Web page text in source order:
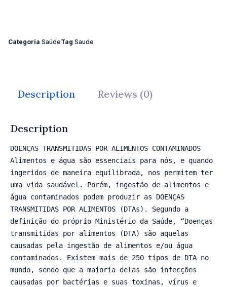
Categoria SaúdeTag Saude
Description Reviews (0)
Description
DOENÇAS TRANSMITIDAS POR ALIMENTOS CONTAMINADOS
Alimentos e água são essenciais para nós, e quando
ingeridos de maneira equilibrada, nos permitem ter
uma vida saudável. Porém, ingestão de alimentos e
água contaminados podem produzir as DOENÇAS
TRANSMITIDAS POR ALIMENTOS (DTAs). Segundo a
definição do próprio Ministério da Saúde, “Doenças
transmitidas por alimentos (DTA) são aquelas
causadas pela ingestão de alimentos e/ou água
contaminados. Existem mais de 250 tipos de DTA no
mundo, sendo que a maioria delas são infecções
causadas por bactérias e suas toxinas, vírus e